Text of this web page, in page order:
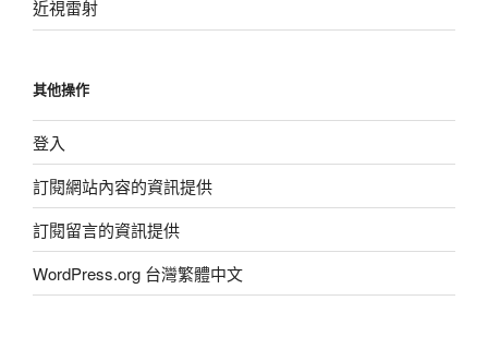
近視雷射
其他操作
登入
訂閱網站內容的資訊提供
訂閱留言的資訊提供
WordPress.org 台灣繁體中文